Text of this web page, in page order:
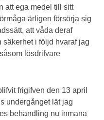
att ega medel till sitt
ärligen försörja sig
att våda deraf
säkerhet i följd hvaraf jag
lösdrifvare
frigifven den 13 april
undergånget lät jag
behandling nu inmana